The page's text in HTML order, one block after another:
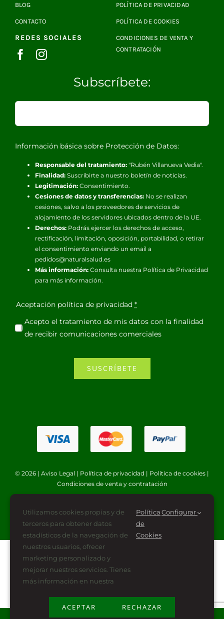
BLOG
CONTACTO
REDES SOCIALES
POLÍTICA DE PRIVACIDAD
POLÍTICA DE COOKIES
CONDICIONES DE VENTA Y
CONTRATACIÓN
Subscríbete:
Información básica sobre Protección de Datos:
Responsable del tratamiento:"Rubén Villanueva Vedia".
Finalidad:Suscribirte a nuestro boletín de noticias.
Legitimación:Consentimiento.
Cesiones de datos y transferencias:No se realizan
cesiones, salvo a los proveedores de servicios de
alojamiento de los servidores ubicados dentro de la UE.
Derechos:Podrás ejercer los derechos de acceso,
rectificación, limitación, oposición, portabilidad, o retirar
el consentimiento enviando un email a
pedidos@naturalsalud.es
Más información:Consulta nuestra Política de Privacidad
para más información.
Aceptación política de privacidad *
Acepto el tratamiento de mis datos con la finalidad
de recibir comunicaciones comerciales
SUSCRÍBETE
© 2026 | Aviso Legal | Política de privacidad | Política de cookies |
Condiciones de venta y contratación
Plan de Recuperación, Transformación y Resiliencia
Utilizamos cookies propias y de
terceros para obtener datos
estadísticos de la navegación de
nuestros usuarios, ofrecer
marketing personalizado y
mejorar nuestros servicios. Tienes
más información en nuestra
Política
de
Cookies
Configurar
ACEPTAR RECHAZAR